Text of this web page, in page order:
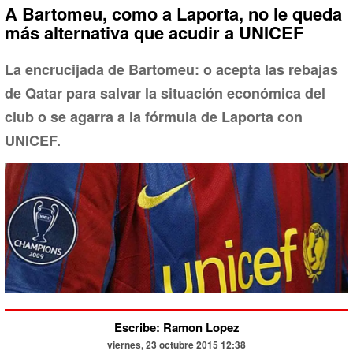
A Bartomeu, como a Laporta, no le queda
más alternativa que acudir a UNICEF
La encrucijada de Bartomeu: o acepta las rebajas
de Qatar para salvar la situación económica del
club o se agarra a la fórmula de Laporta con
UNICEF.
Escribe: Ramon Lopez
viernes, 23 octubre 2015 12:38